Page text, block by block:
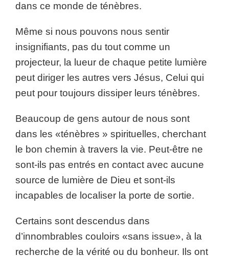
dans ce monde de ténèbres.
Même si nous pouvons nous sentir
insignifiants, pas du tout comme un
projecteur, la lueur de chaque petite lumière
peut diriger les autres vers Jésus, Celui qui
peut pour toujours dissiper leurs ténèbres.
Beaucoup de gens autour de nous sont
dans les «ténèbres » spirituelles, cherchant
le bon chemin à travers la vie. Peut-être ne
sont-ils pas entrés en contact avec aucune
source de lumière de Dieu et sont-ils
incapables de localiser la porte de sortie.
Certains sont descendus dans
d’innombrables couloirs «sans issue», à la
recherche de la vérité ou du bonheur. Ils ont